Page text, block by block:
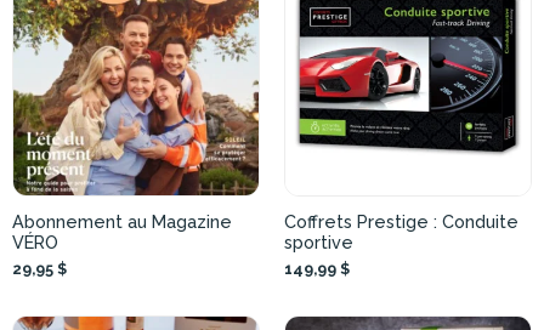
Abonnement au Magazine
VÉRO
29,95 $
Coffrets Prestige : Conduite
sportive
149,99 $